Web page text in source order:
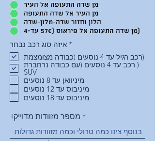
מן שדה התעופה אל העיר
מן העיר אל שדה התעופה
הלון וחזור שדה-מלון-שדה
מן שדה התעופה אל פיראוס (57€ עד-4)
איזה סוג רכב נבחר *
q
u
r
e
d
רכב רגיל עד 4 נוסעים (כבודה מצומצמת)
רכב עד 4 נוסעים (עם כבודה נרחברת )
SUV
מיניוואן עד 8 נוסעים
מיניבוס עד 12 נוסעים
מיניבוס עד 18 נוסעים
!מספר מזוודות מדוייק